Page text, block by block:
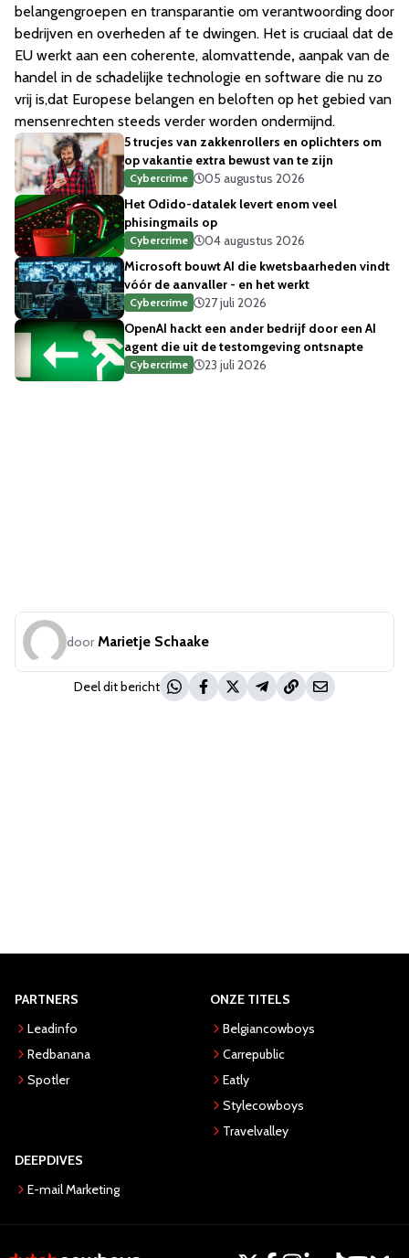
belangengroepen en transparantie om verantwoording door
bedrijven en overheden af te dwingen. Het is cruciaal dat de
EU werkt aan een coherente, alomvattende, aanpak van de
handel in de schadelijke technologie en software die nu zo
vrij is,dat Europese belangen en beloften op het gebied van
mensenrechten steeds verder worden ondermijnd.
5 trucjes van zakkenrollers en oplichters om
op vakantie extra bewust van te zijn
Cybercrime
05 augustus 2026
Het Odido-datalek levert enom veel
phisingmails op
Cybercrime
04 augustus 2026
Microsoft bouwt AI die kwetsbaarheden vindt
vóór de aanvaller - en het werkt
Cybercrime
27 juli 2026
OpenAI hackt een ander bedrijf door een AI
agent die uit de testomgeving ontsnapte
Cybercrime 23 juli 2026
door Marietje Schaake
Deel dit bericht
PARTNERS
Leadinfo
Redbanana
Spotler
ONZE TITELS
Belgiancowboys
Carrepublic
Eatly
Stylecowboys
Travelvalley
DEEPDIVES
E-mail Marketing